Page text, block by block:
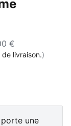
€
de livraison.)
une